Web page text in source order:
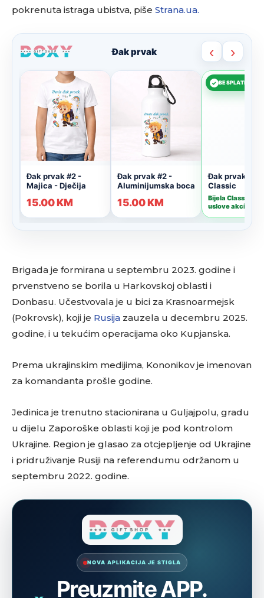
pokrenuta istraga ubistva, piše Strana.ua.
Brigada je formirana u septembru 2023. godine i
prvenstveno se borila u Harkovskoj oblasti i
Donbasu. Učestvovala je u bici za Krasnoarmejsk
(Pokrovsk), koji je Rusija zauzela u decembru 2025.
godine, i u tekućim operacijama oko Kupjanska.
Prema ukrajinskim medijima, Kononikov je imenovan
za komandanta prošle godine.
Jedinica je trenutno stacionirana u Guljajpolu, gradu
u dijelu Zaporoške oblasti koji je pod kontrolom
Ukrajine. Region je glasao za otcjepljenje od Ukrajine
i pridruživanje Rusiji na referendumu održanom u
septembru 2022. godine.